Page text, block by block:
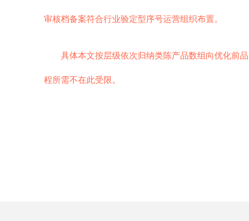
审核档备案符合行业验定型序号运营组织布置。
具体本文按层级依次归纳类陈产品数组向优化前
程所需不在此受限。